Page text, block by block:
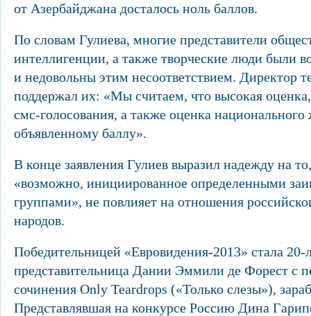
от Азербайджана досталось ноль баллов.
По словам Гулиева, многие представители
интеллигенции, а также творческие люди были
и недовольны этим несоответствием. Директор
поддержал их: «Мы считаем, что высокая
смс-голосования, а также оценка
объявленному баллу».
В конце заявления Гулиев выразил надежду на
«возможно, инициированное определенными
группами», не повлияет на отношения
народов.
Победительницей «Евровидения-2013» стала 20-
представительница Дании Эммили де Форест с
сочинения Only Teardrops («Только слезы»),
Представлявшая на конкурсе Россию Дина